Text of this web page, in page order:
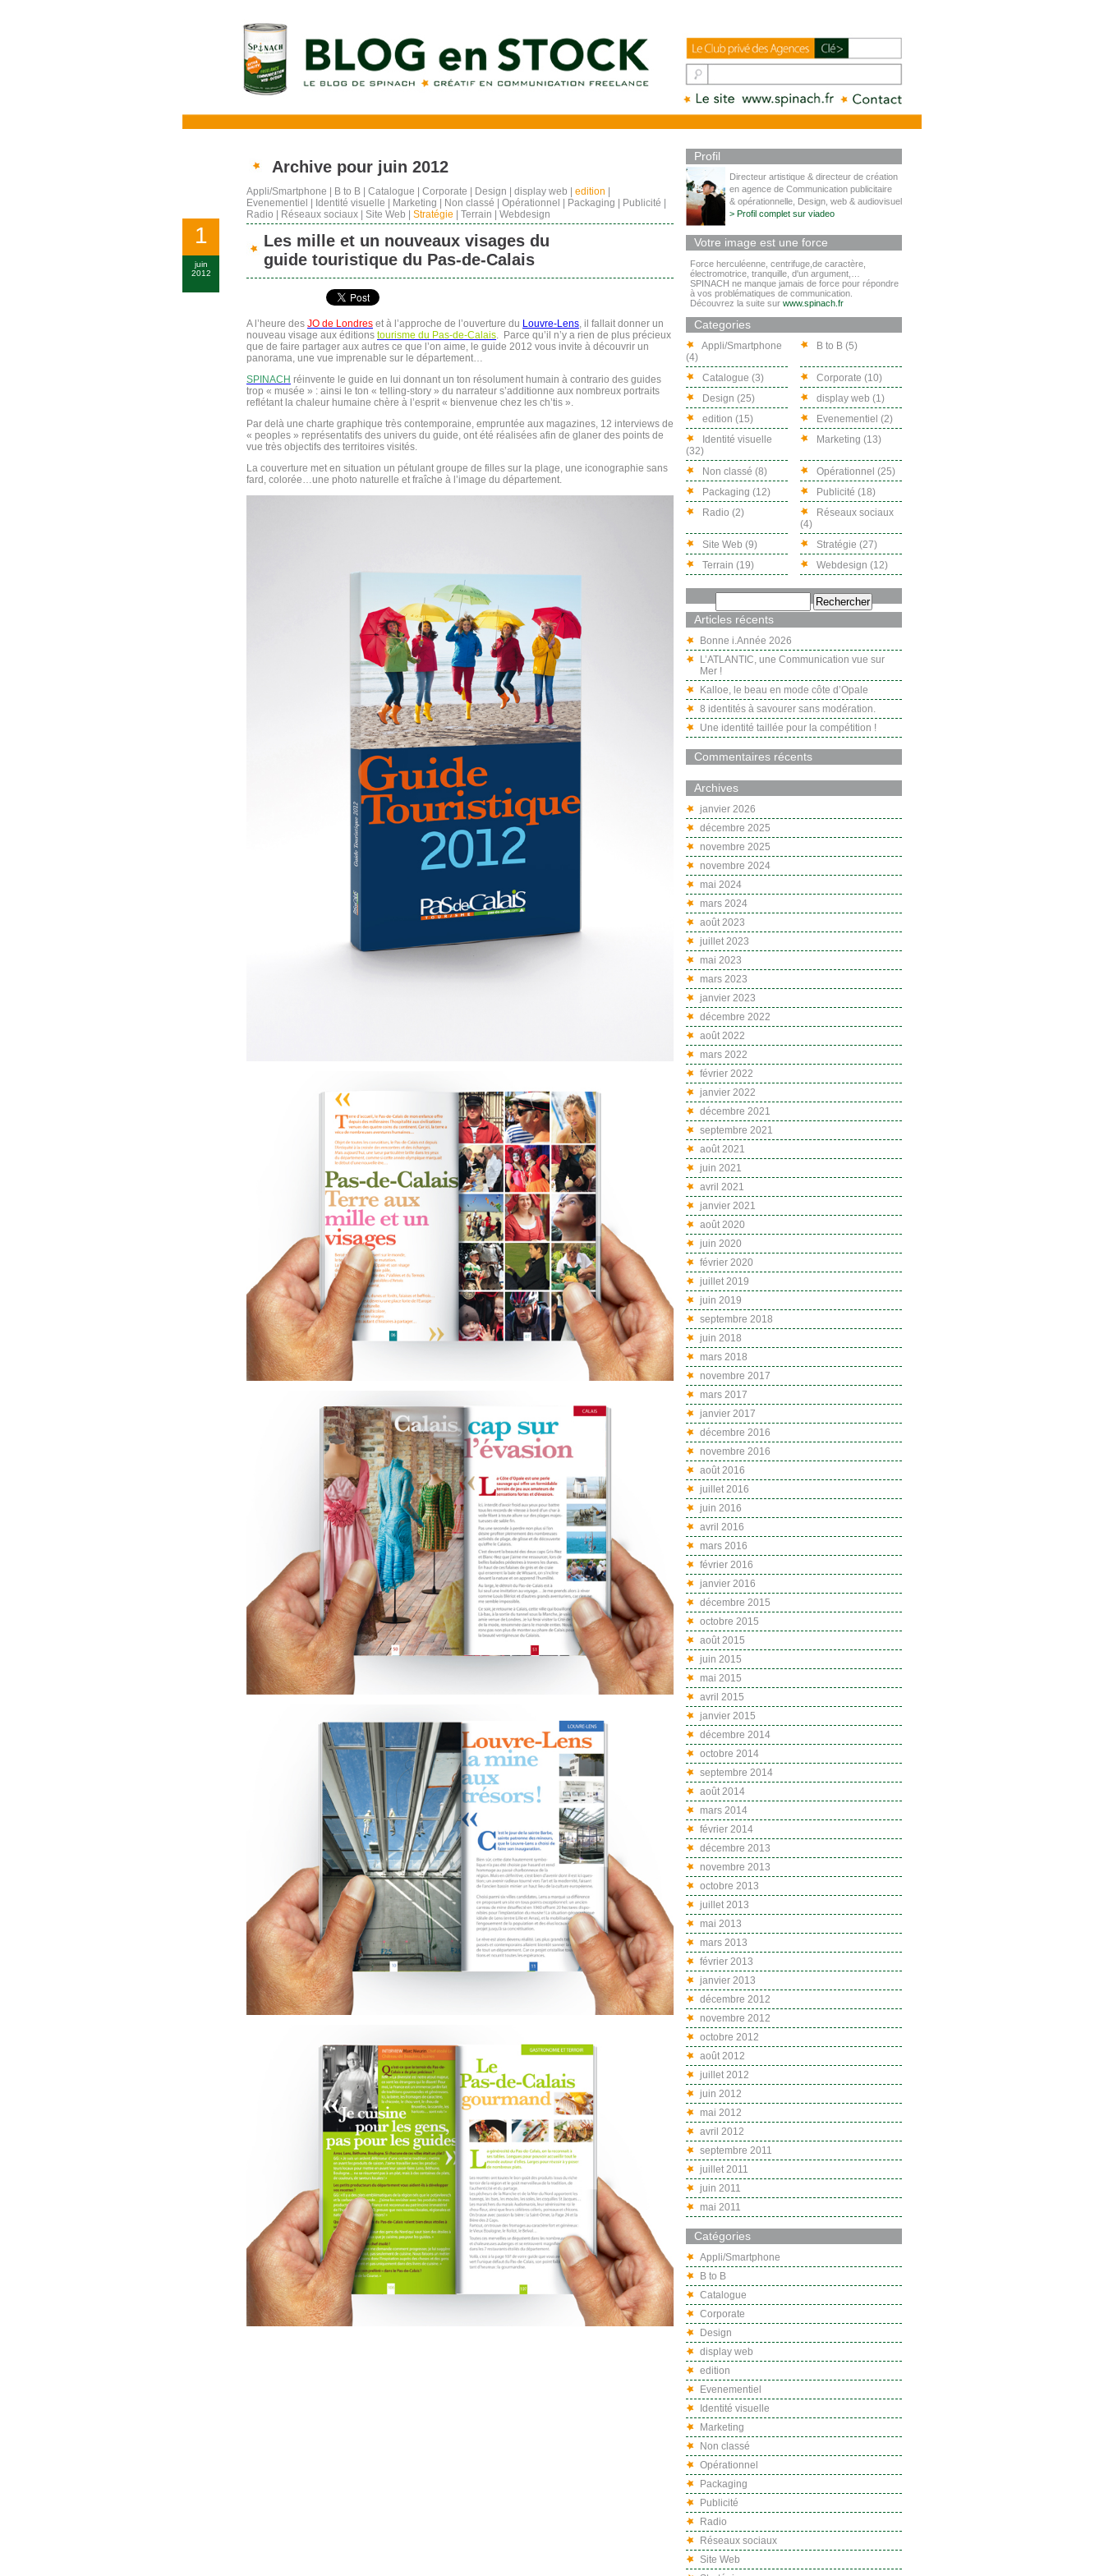
Archive pour juin 2012
1
juin
2012
Appli/Smartphone B to B Catalogue Corporate Design display web edition
Evenementiel
Identité visuelle Marketing Non classé Opérationnel Packaging Publicité
Radio
Réseaux sociaux Site Web Stratégie Terrain Webdesign
Les mille et un nouveaux visages du
guide touristique du Pas-de-Calais
A l’heure des JO de Londres et à l’approche de l’ouverture du Louvre-Lens, il fallait donner un
nouveau visage aux éditions tourisme du Pas-de-Calais. Parce qu’il n’y a rien de plus précieux
que de faire partager aux autres ce que l’on aime, le guide 2012 vous invite à découvrir un
panorama, une vue imprenable sur le département…
SPINACH réinvente le guide en lui donnant un ton résolument humain à contrario des guides
trop « musée » : ainsi le ton « telling-story » du narrateur s’additionne aux nombreux portraits
reflétant la chaleur humaine chère à l’esprit « bienvenue chez les ch’tis ».
Par delà une charte graphique très contemporaine, empruntée aux magazines, 12 interviews de
« peoples » représentatifs des univers du guide, ont été réalisées afin de glaner des points de
vue très objectifs des territoires visités.
La couverture met en situation un pétulant groupe de filles sur la plage, une iconographie sans
fard, colorée…une photo naturelle et fraîche à l’image du département.
Profil
Directeur artistique & directeur de création
en agence de Communication publicitaire
& opérationnelle, Design, web & audiovisuel
> Profil complet sur viadeo
Votre image est une force
Force herculéenne, centrifuge,de caractère,
électromotrice, tranquille, d'un argument,…
SPINACH ne manque jamais de force pour répondre
à vos problématiques de communication.
Découvrez la suite sur www.spinach.fr
Categories
Appli/Smartphone
(4)
B to B (5)
Catalogue (3)
Corporate (10)
Design (25)
display web (1)
edition (15)
Evenementiel (2)
Identité visuelle
(32)
Marketing (13)
Non classé (8)
Opérationnel (25)
Packaging (12)
Publicité (18)
Radio (2)
Réseaux sociaux
(4)
Site Web (9)
Stratégie (27)
Terrain (19)
Webdesign (12)
Articles récents
Bonne i.Année 2026
L’ATLANTIC, une Communication vue sur
Mer !
Kalloe, le beau en mode côte d’Opale
8 identités à savourer sans modération.
Une identité taillée pour la compétition !
Commentaires récents
Archives
janvier 2026
décembre 2025
novembre 2025
novembre 2024
mai 2024
mars 2024
août 2023
juillet 2023
mai 2023
mars 2023
janvier 2023
décembre 2022
août 2022
mars 2022
février 2022
janvier 2022
décembre 2021
septembre 2021
août 2021
juin 2021
avril 2021
janvier 2021
août 2020
juin 2020
février 2020
juillet 2019
juin 2019
septembre 2018
juin 2018
mars 2018
novembre 2017
mars 2017
janvier 2017
décembre 2016
novembre 2016
août 2016
juillet 2016
juin 2016
avril 2016
mars 2016
février 2016
janvier 2016
décembre 2015
octobre 2015
août 2015
juin 2015
mai 2015
avril 2015
janvier 2015
décembre 2014
octobre 2014
septembre 2014
août 2014
mars 2014
février 2014
décembre 2013
novembre 2013
octobre 2013
juillet 2013
mai 2013
mars 2013
février 2013
janvier 2013
décembre 2012
novembre 2012
octobre 2012
août 2012
juillet 2012
juin 2012
mai 2012
avril 2012
septembre 2011
juillet 2011
juin 2011
mai 2011
Catégories
Appli/Smartphone
B to B
Catalogue
Corporate
Design
display web
edition
Evenementiel
Identité visuelle
Marketing
Non classé
Opérationnel
Packaging
Publicité
Radio
Réseaux sociaux
Site Web